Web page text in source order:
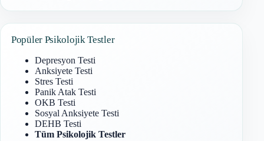
Popüler Psikolojik Testler
Depresyon Testi
Anksiyete Testi
Stres Testi
Panik Atak Testi
OKB Testi
Sosyal Anksiyete Testi
DEHB Testi
Tüm Psikolojik Testler